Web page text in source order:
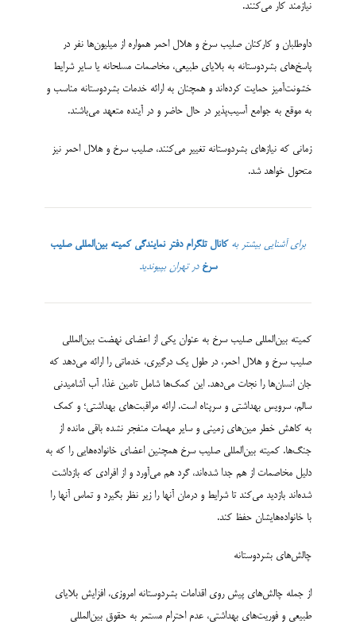
نیازمند کار می‌کنند.
داوطلبان و کارکنان صلیب سرخ و هلال احمر همواره از ميليون‌ها نفر در
پاسخ‌های بشردوستانه به بلایای طبيعی، مخاصمات مسلحانه یا سایر شرایط
خشونت‌آمیز حمايت کرده‌اند و همچنان به ارائه خدمات بشردوستانه مناسب و
به موقع به جوامع آسيب‌پذير در حال حاضر و در آينده متعهد می‌باشند.
زمانی که نیازهای بشردوستانه تغییر می‌کنند، صلیب سرخ و هلال احمر نیز
متحول خواهد شد.
برای آشنایی بیشتر به کانال تلگرام دفتر نمایندگی کمیته بین‌المللی صلیب
سرخ در تهران بپیوندید
کمیته بین‌المللی صلیب سرخ به عنوان یکی از اعضای نهضت بین‌المللی
صلیب سرخ و هلال احمر، در طول یک درگیری، خدماتی را ارائه می‌دهد که
جان انسان‌ها را نجات می‌دهد. این کمک‌ها شامل تامین غذا، آب آشامیدنی
سالم، سرویس بهداشتی و سرپناه است. ارائه مراقبت‌های بهداشتی؛ و کمک
به کاهش خطر مین‌های زمینی و سایر مهمات منفجر نشده باقی مانده از
جنگ‌ها. کمیته بین‌المللی صلیب سرخ همچنین اعضای خانواده‌هایی را که به
دلیل مخاصمات از هم جدا شده‌اند، گرد هم می‌آورد و از افرادی که بازداشت
شده‌اند بازدید می‌کند تا شرایط و درمان آنها را زیر نظر بگیرد و تماس آنها را
با خانواده‌هایشان حفظ کند.
چالش‌های بشردوستانه
از جمله چالش‌های پیش روی اقدامات بشردوستانه امروزی، افزایش بلایای
طبیعی و فوریت‌های بهداشتی، عدم احترام مستمر به حقوق بین‌المللی